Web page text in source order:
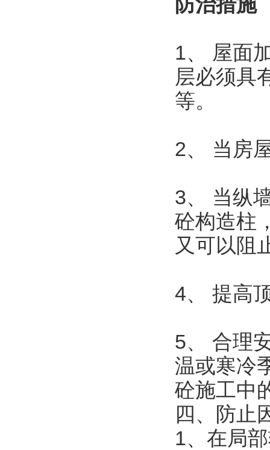
1、 屋面
层必须具
等。
2、 当房
3、 当纵
砼构造柱
又可以阻
4、 提高
5、 合理
温或寒冷
砼施工中
四、防止
1、在局